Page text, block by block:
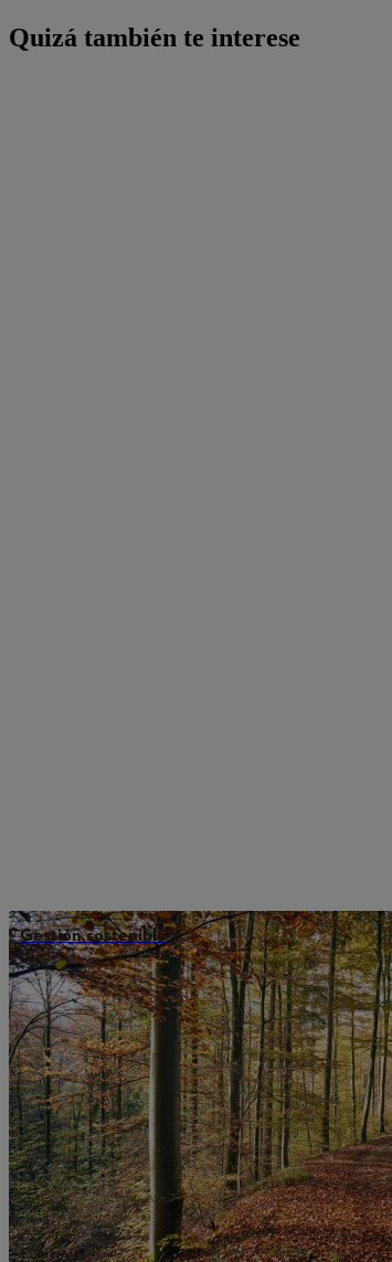
Quizá también te interese
Gestión sostenible